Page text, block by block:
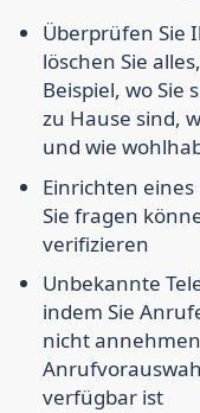
Überprüfen Sie
löschen Sie
Beispiel, wo Sie
zu Hause sind,
und wie
Einrichten
Sie fragen
verifizieren
Unbekannte
indem Sie
nicht
verfügbar ist